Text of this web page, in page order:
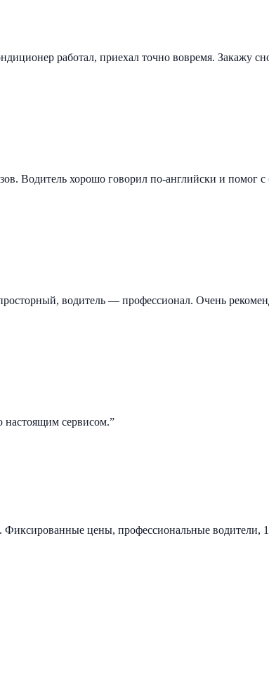
работал, приехал точно вовремя. Закажу
Водитель хорошо говорил по-английски и помог с
водитель — профессионал. Очень
настоящим сервисом.”
цены, профессиональные водители,